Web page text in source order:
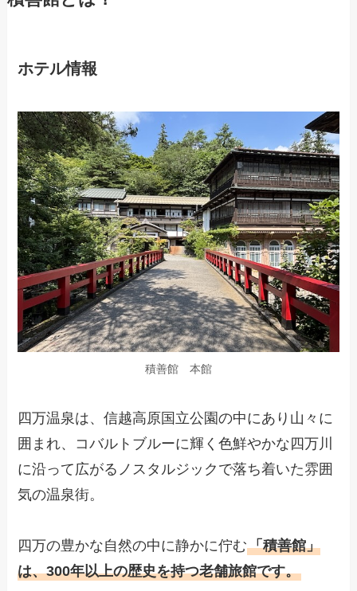
ホテル情報
積善館 本館
四万温泉は、信越高原国立公園の中にあり山々に
囲まれ、コバルトブルーに輝く色鮮やかな四万川
に沿って広がるノスタルジックで落ち着いた雰囲
気の温泉街。
四万の豊かな自然の中に静かに佇む「積善館」
は、300年以上の歴史を持つ老舗旅館です。